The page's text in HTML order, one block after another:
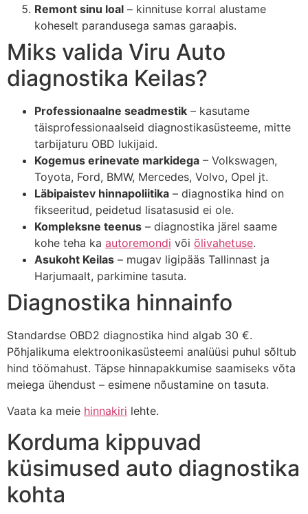
Remont sinu loal – kinnituse korral alustame
koheselt parandusega samas garaaþis.
Miks valida Viru Auto
diagnostika Keilas?
Professionaalne seadmestik – kasutame
täisprofessionaalseid diagnostikasüsteeme, mitte
tarbijaturu OBD lukijaid.
Kogemus erinevate markidega – Volkswagen,
Toyota, Ford, BMW, Mercedes, Volvo, Opel jt.
Läbipaistev hinnapoliitika – diagnostika hind on
fikseeritud, peidetud lisatasusid ei ole.
Kompleksne teenus – diagnostika järel saame
kohe teha ka autoremondi või õlivahetuse.
Asukoht Keilas – mugav ligipääs Tallinnast ja
Harjumaalt, parkimine tasuta.
Diagnostika hinnainfo
Standardse OBD2 diagnostika hind algab 30 €.
Põhjalikuma elektroonikasüsteemi analüüsi puhul sõltub
hind töömahust. Täpse hinnapakkumise saamiseks võta
meiega ühendust – esimene nõustamine on tasuta.
Vaata ka meie hinnakiri lehte.
Korduma kippuvad
küsimused auto diagnostika
kohta